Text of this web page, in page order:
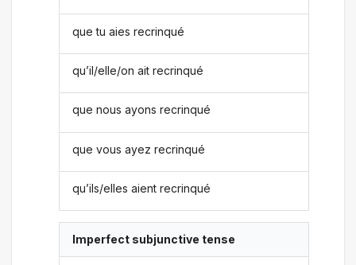
que tu aies recrinqué
qu’il/elle/on ait recrinqué
que nous ayons recrinqué
que vous ayez recrinqué
qu’ils/elles aient recrinqué
Imperfect subjunctive tense